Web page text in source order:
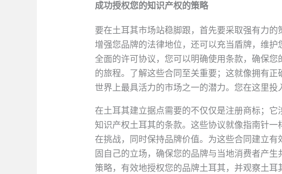
成功授权您的知识产权的策略
要在土耳其市场站稳脚跟，首先要采取强有力
增强您品牌的法律地位，还可以充当盾牌，维
全面的许可协议，您可以明确使用条款，确保
的旅程。了解这些合同至关重要；这就像拥有
世界上最具活力的市场之一的潜力。您在这里
在土耳其建立据点需要的不仅仅是注册商标；
知识产权土耳其的条款。这些协议就像指南针
在挑战，同时保持品牌价值。为这些合同建立
固自己的立场，确保您的品牌与当地消费者产
策略，有效地授权您的品牌土耳其，并观察土